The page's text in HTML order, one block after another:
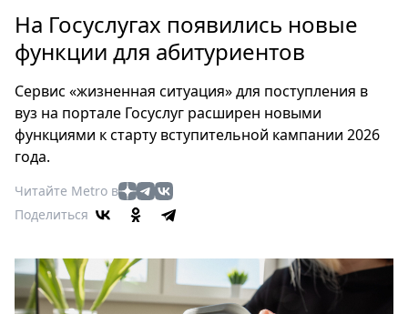
Россия
Мир
Еда
Туризм
Театр
Кино
Афиша
Книги
Выставки
Пресс-
На Госуслугах появились новые
функции для абитуриентов
Сервис «жизненная ситуация» для поступления в
вуз на портале Госуслуг расширен новыми
функциями к старту вступительной кампании 2026
года.
Читайте Metro в
Поделиться